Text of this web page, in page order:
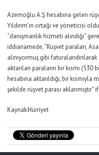
Azemoğlu A.Ş hesabına gelen
Yıldırım’ın ortağı ve yöneticisi
“danışmanlık hizmeti alındığı”
iddianamede, “Rüşvet paraları,
alınıyormuş gibi faturalandırılarak
aktarılan paraların bir kısmı (530
hesabına aktarıldığı, bir
şekilde rüşvet parası aklanmıştır”
Kaynak:Hürriyet